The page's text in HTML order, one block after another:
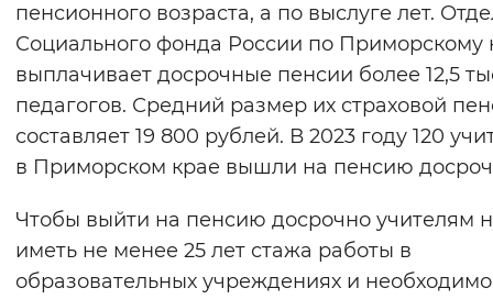
Цвет сайта
Инверсивный
Синий фон
Изображения
Включены Выключены
пенсионного возраста, а по выслуге лет.
Социального фонда России по Приморскому
выплачивает досрочные пенсии более 12,5
педагогов. Средний размер их страховой
составляет 19 800 рублей. В 2023 году 120
в Приморском крае вышли на пенсию
Чтобы выйти на пенсию досрочно учителям
иметь не менее 25 лет стажа работы в
образовательных учреждениях и